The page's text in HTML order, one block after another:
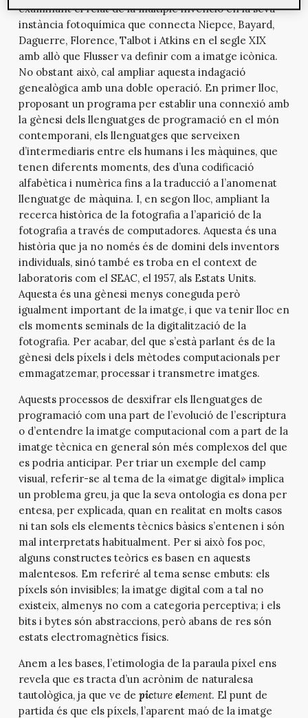
examinant el relat de la múltiple invenció en la seva
instància fotoquímica que connecta Niepce, Bayard,
Daguerre, Florence, Talbot i Atkins en el segle XIX
amb allò que Flusser va definir com a imatge icònica.
No obstant això, cal ampliar aquesta indagació
genealògica amb una doble operació. En primer lloc,
proposant un programa per establir una connexió amb
la gènesi dels llenguatges de programació en el món
contemporani, els llenguatges que serveixen
d’intermediaris entre els humans i les màquines, que
tenen diferents moments, des d’una codificació
alfabètica i numèrica fins a la traducció a l’anomenat
llenguatge de màquina. I, en segon lloc, ampliant la
recerca històrica de la fotografia a l’aparició de la
fotografia a través de computadores. Aquesta és una
història que ja no només és de domini dels inventors
individuals, sinó també es troba en el context de
laboratoris com el SEAC, el 1957, als Estats Units.
Aquesta és una gènesi menys coneguda però
igualment important de la imatge, i que va tenir lloc en
els moments seminals de la digitalització de la
fotografia. Per acabar, del que s’està parlant és de la
gènesi dels píxels i dels mètodes computacionals per
emmagatzemar, processar i transmetre imatges.
Aquests processos de desxifrar els llenguatges de
programació com una part de l’evolució de l’escriptura
o d’entendre la imatge computacional com a part de la
imatge tècnica en general són més complexos del que
es podria anticipar. Per triar un exemple del camp
visual, referir-se al tema de la «imatge digital» implica
un problema greu, ja que la seva ontologia es dona per
entesa, per explicada, quan en realitat en molts casos
ni tan sols els elements tècnics bàsics s’entenen i són
mal interpretats habitualment. Per si això fos poc,
alguns constructes teòrics es basen en aquests
malentesos. Em referiré al tema sense embuts: els
píxels són invisibles; la imatge digital com a tal no
existeix, almenys no com a categoria perceptiva; i els
bits i bytes són abstraccions, però abans de res són
estats electromagnètics físics.
Anem a les bases, l’etimologia de la paraula píxel ens
revela que es tracta d’un acrònim de naturalesa
tautològica, ja que ve de picture element. El punt de
partida és que els píxels, l’aparent maó de la imatge